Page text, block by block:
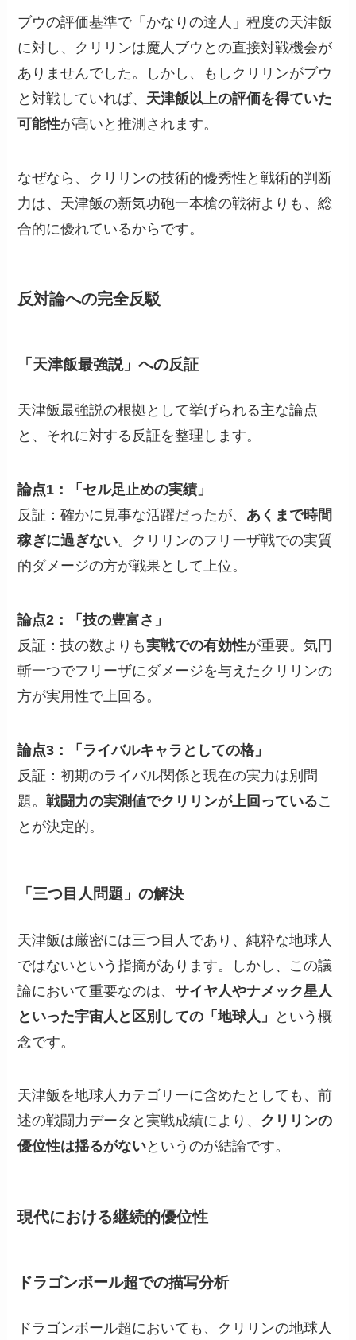
ブウの評価基準で「かなりの達人」程度の天津飯
に対し、クリリンは魔人ブウとの直接対戦機会が
ありませんでした。しかし、もしクリリンがブウ
と対戦していれば、 天津飯以上の評価を得ていた
可能性が高いと推測されます。
なぜなら、クリリンの技術的優秀性と戦術的判断
力は、天津飯の新気功砲一本槍の戦術よりも、総
合的に優れているからです。
反対論への完全反駁
「天津飯最強説」への反証
天津飯最強説の根拠として挙げられる主な論点
と、それに対する反証を整理します。
論点1：「セル足止めの実績」
反証：確かに見事な活躍だったが、 あくまで時間
稼ぎに過ぎない。クリリンのフリーザ戦での実質
的ダメージの方が戦果として上位。
論点2：「技の豊富さ」
反証：技の数よりも実戦での有効性が重要。気円
斬一つでフリーザにダメージを与えたクリリンの
方が実用性で上回る。
論点3：「ライバルキャラとしての格」
反証：初期のライバル関係と現在の実力は別問
題。戦闘力の実測値でクリリンが上回っているこ
とが決定的。
「三つ目人問題」の解決
天津飯は厳密には三つ目人であり、純粋な地球人
ではないという指摘があります。しかし、この議
論において重要なのは、サイヤ人やナメック星人
といった宇宙人と区別しての「地球人」
という概
念です。
天津飯を地球人カテゴリーに含めたとしても、前
述の戦闘力データと実戦成績により、 クリリンの
優位性は揺るがないというのが結論です。
現代における継続的優位性
ドラゴンボール超での描写分析
ドラゴンボール超においても、クリリンの地球人